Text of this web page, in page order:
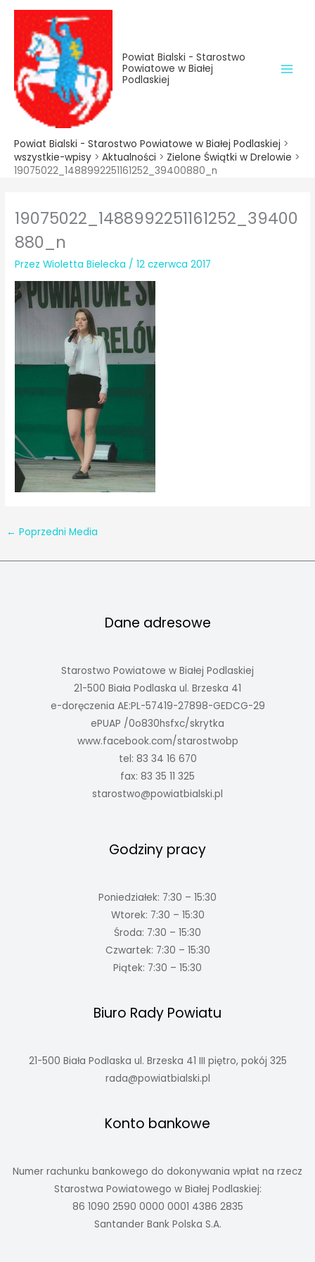
treści
Przejdź
treści
Powiat Bialski - Starostwo
Powiatowe w Białej
Podlaskiej
Powiat Bialski - Starostwo Powiatowe w Białej Podlaskiej >
wszystkie-wpisy > Aktualności > Zielone Świątki w Drelowie >
19075022_1488992251161252_39400880_n
19075022_1488992251161252_39400
880_n
PrzezWioletta Bielecka /12 czerwca 2017
← Poprzedni Media
Dane adresowe
Starostwo Powiatowe w Białej Podlaskiej
21-500 Biała Podlaska ul. Brzeska 41
e-doręczenia AE:PL-57419-27898-GEDCG-29
ePUAP /0o830hsfxc/skrytka
www.facebook.com/starostwobp
tel: 83 34 16 670
fax: 83 35 11 325
starostwo@powiatbialski.pl
Godziny pracy
Poniedziałek: 7:30 – 15:30
Wtorek: 7:30 – 15:30
Środa: 7:30 – 15:30
Czwartek: 7:30 – 15:30
Piątek: 7:30 – 15:30
Biuro Rady Powiatu
21-500 Biała Podlaska ul. Brzeska 41 III piętro, pokój 325
rada@powiatbialski.pl
Konto bankowe
Numer rachunku bankowego do dokonywania wpłat na rzecz
Starostwa Powiatowego w Białej Podlaskiej:
86 1090 2590 0000 0001 4386 2835
Santander Bank Polska S.A.